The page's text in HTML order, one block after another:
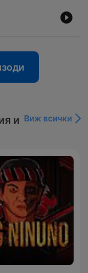
и Виж всички